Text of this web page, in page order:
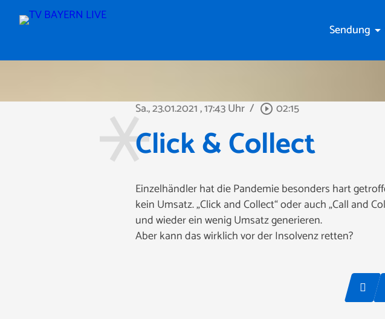
Sendung arrow_drop_down
Sa., 23.01.2021, 17:43 Uhr / play_circle_outline 02:15
Click & Collect
Einzelhändler hat die Pandemie besonders hart
kein Umsatz. „Click and Collect“ oder auch „Call and
und wieder ein wenig Umsatz generieren.
Aber kann das wirklich vor der Insolvenz retten?